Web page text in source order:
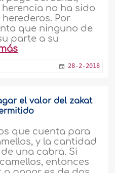
no ha sido
Por
que ninguno de
parte a su
28-2-2018
el valor del zakat
que cuenta para
y la cantidad
una cabra. Si
entonces